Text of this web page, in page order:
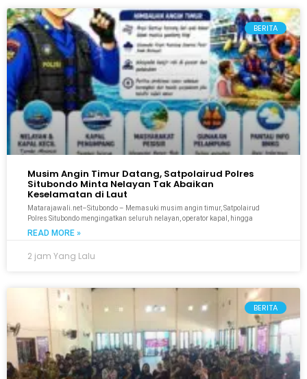
BERITA
Musim Angin Timur Datang, Satpolairud Polres
Situbondo Minta Nelayan Tak Abaikan
Keselamatan di Laut
Matarajawali.net–Situbondo – Memasuki musim angin timur, Satpolairud
Polres Situbondo mengingatkan seluruh nelayan, operator kapal, hingga
READ MORE »
2 jam Yang Lalu
BERITA